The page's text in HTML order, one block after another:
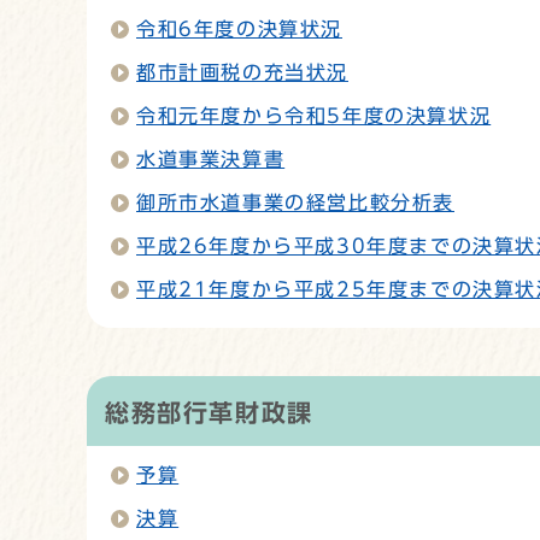
令和6年度の決算状況
都市計画税の充当状況
令和元年度から令和5年度の決算状況
水道事業決算書
御所市水道事業の経営比較分析表
平成26年度から平成30年度までの決算状
平成21年度から平成25年度までの決算状
総務部行革財政課
予算
決算